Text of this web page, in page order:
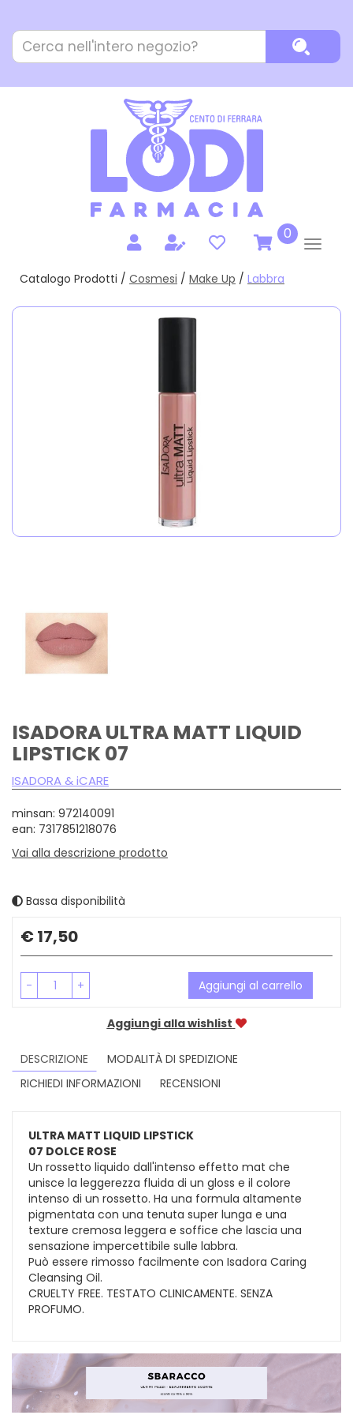
contenuto
principale
Cerca
Prodotto
0prodotti
inseriti
Catalogo Prodotti / Cosmesi / Make Up / Labbra
ISADORA ULTRA MATT LIQUID
LIPSTICK 07
ISADORA & iCARE
minsan: 972140091
ean: 7317851218076
Vai alla descrizione prodotto
Bassa disponibilità
Prezzo
€ 17,50
- + Aggiungi al carrello
Aggiungi alla wishlist
DESCRIZIONE
MODALITÀ DI SPEDIZIONE
RICHIEDI INFORMAZIONI
RECENSIONI
ULTRA MATT LIQUID LIPSTICK
07 DOLCE ROSE
Un rossetto liquido dall'intenso effetto mat che
unisce la leggerezza fluida di un gloss e il colore
intenso di un rossetto. Ha una formula altamente
pigmentata con una tenuta super lunga e una
texture cremosa leggera e soffice che lascia una
sensazione impercettibile sulle labbra.
Può essere rimosso facilmente con Isadora Caring
Cleansing Oil.
CRUELTY FREE. TESTATO CLINICAMENTE. SENZA
PROFUMO.